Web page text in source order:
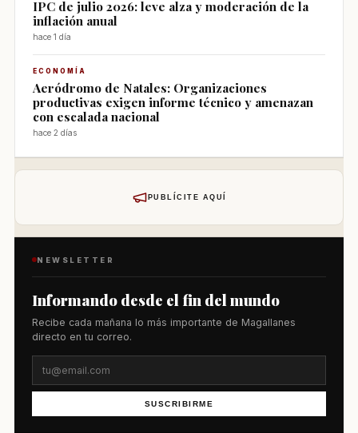
IPC de julio 2026: leve alza y moderación de la
inflación anual
hace 1 día
ECONOMÍA
Aeródromo de Natales: Organizaciones
productivas exigen informe técnico y amenazan
con escalada nacional
hace 2 días
PUBLÍCITE AQUÍ
NEWSLETTER
Informando desde el fin del mundo
Recibe cada mañana lo más importante de Magallanes
directo en tu correo.
SUSCRIBIRME